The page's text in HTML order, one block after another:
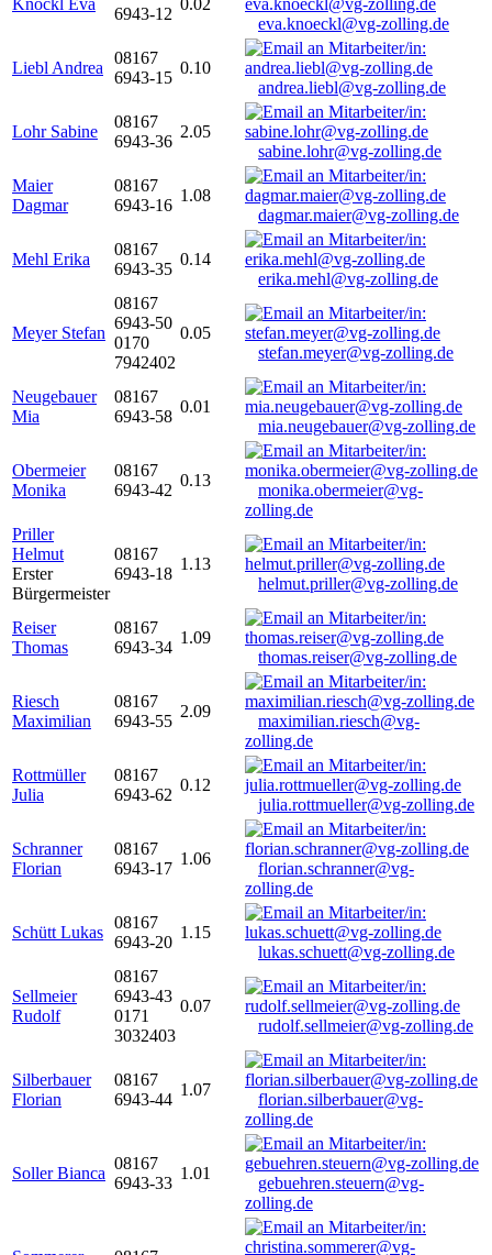
Knöckl Eva
6943-12
0.02
eva.knoeckl@vg-zolling.de
Liebl Andrea
08167
6943-15
0.10
andrea.liebl@vg-zolling.de
Lohr Sabine
08167
6943-36
2.05
sabine.lohr@vg-zolling.de
Maier
Dagmar
08167
6943-16
1.08
dagmar.maier@vg-zolling.de
Mehl Erika
08167
6943-35
0.14
erika.mehl@vg-zolling.de
Meyer Stefan
08167
6943-50
0170
7942402
0.05
stefan.meyer@vg-zolling.de
Neugebauer
Mia
08167
6943-58
0.01
mia.neugebauer@vg-zolling.de
Obermeier
Monika
08167
6943-42
0.13
monika.obermeier@vg-
zolling.de
Priller
Helmut
Erster
Bürgermeister
08167
6943-18
1.13
helmut.priller@vg-zolling.de
Reiser
Thomas
08167
6943-34
1.09
thomas.reiser@vg-zolling.de
Riesch
Maximilian
08167
6943-55
2.09
maximilian.riesch@vg-
zolling.de
Rottmüller
Julia
08167
6943-62
0.12
julia.rottmueller@vg-zolling.de
Schranner
Florian
08167
6943-17
1.06
florian.schranner@vg-
zolling.de
Schütt Lukas
08167
6943-20
1.15
lukas.schuett@vg-zolling.de
Sellmeier
Rudolf
08167
6943-43
0171
3032403
0.07
rudolf.sellmeier@vg-zolling.de
Silberbauer
Florian
08167
6943-44
1.07
florian.silberbauer@vg-
zolling.de
Soller Bianca
08167
6943-33
1.01
gebuehren.steuern@vg-
zolling.de